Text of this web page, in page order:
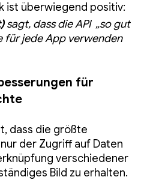
ist überwiegend positiv:
sagt, dass die API „so gut
für jede App verwenden
für
dass die größte
der Zugriff auf Daten
verschiedener
Bild zu erhalten.